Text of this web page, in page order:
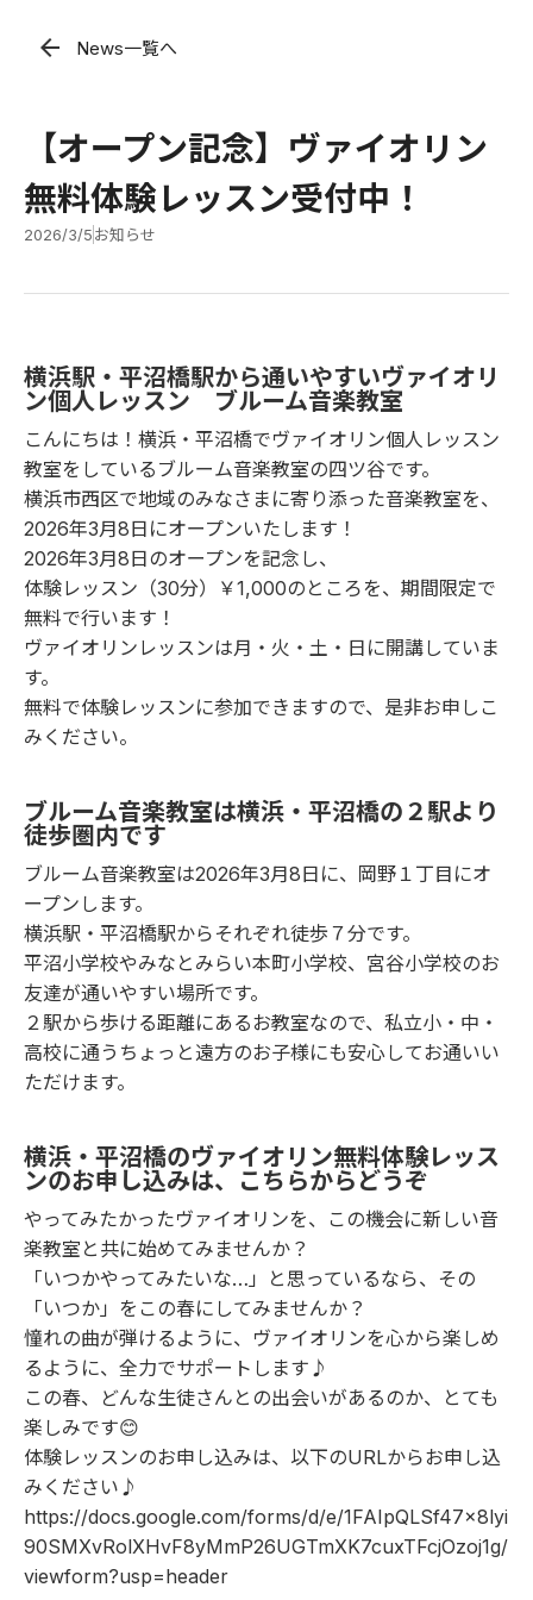
arrow_back News一覧へ
2026/3/5お知らせ
【オープン記念】ヴァイオリン
無料体験レッスン受付中！
横浜駅・平沼橋駅から通いやすいヴァイオリ
ン個人レッスン ブルーム音楽教室
こんにちは！横浜・平沼橋でヴァイオリン個人レッスン
教室をしているブルーム音楽教室の四ツ谷です。
横浜市西区で地域のみなさまに寄り添った音楽教室を、
2026年3月8日にオープンいたします！
2026年3月8日のオープンを記念し、
体験レッスン（30分）￥1,000のところを、期間限定で
無料で行います！
ヴァイオリンレッスンは月・火・土・日に開講していま
す。
無料で体験レッスンに参加できますので、是非お申しこ
みください。
ブルーム音楽教室は横浜・平沼橋の２駅より
徒歩圏内です
ブルーム音楽教室は2026年3月8日に、岡野１丁目にオ
ープンします。
横浜駅・平沼橋駅からそれぞれ徒歩７分です。
平沼小学校やみなとみらい本町小学校、宮谷小学校のお
友達が通いやすい場所です。
２駅から歩ける距離にあるお教室なので、私立小・中・
高校に通うちょっと遠方のお子様にも安心してお通いい
ただけます。
横浜・平沼橋のヴァイオリン無料体験レッス
ンのお申し込みは、こちらからどうぞ
やってみたかったヴァイオリンを、この機会に新しい音
楽教室と共に始めてみませんか？
「いつかやってみたいな…」と思っているなら、その
「いつか」をこの春にしてみませんか？
憧れの曲が弾けるように、ヴァイオリンを心から楽しめ
るように、全力でサポートします♪
この春、どんな生徒さんとの出会いがあるのか、とても
楽しみです😊
体験レッスンのお申し込みは、以下のURLからお申し込
みください♪
https://docs.google.com/forms/d/e/1FAIpQLSf47x8lyi
90SMXvRolXHvF8yMmP26UGTmXK7cuxTFcjOzoj1g/
viewform?usp=header